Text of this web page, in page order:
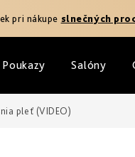
pri nákupe slnečných
Poukazy Salóny
pleť (VIDEO)